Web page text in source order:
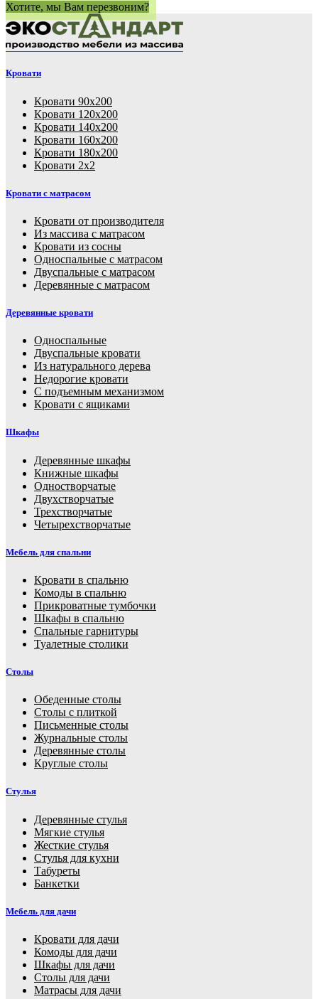
Хотите, мы Вам перезвоним?
Кровати
Кровати 90х200
Кровати 120х200
Кровати 140х200
Кровати 160х200
Кровати 180х200
Кровати 2х2
Кровати с матрасом
Кровати от производителя
Из массива с матрасом
Кровати из сосны
Односпальные с матрасом
Двуспальные с матрасом
Деревянные с матрасом
Деревянные кровати
Односпальные
Двуспальные кровати
Из натурального дерева
Недорогие кровати
С подъемным механизмом
Кровати с ящиками
Шкафы
Деревянные шкафы
Книжные шкафы
Одностворчатые
Двухстворчатые
Трехстворчатые
Четырехстворчатые
Мебель для спальни
Кровати в спальню
Комоды в спальню
Прикроватные тумбочки
Шкафы в спальню
Спальные гарнитуры
Туалетные столики
Столы
Обеденные столы
Столы с плиткой
Письменные столы
Журнальные столы
Деревянные столы
Круглые столы
Стулья
Деревянные стулья
Мягкие стулья
Жесткие стулья
Стулья для кухни
Табуреты
Банкетки
Мебель для дачи
Кровати для дачи
Комоды для дачи
Шкафы для дачи
Столы для дачи
Матрасы для дачи